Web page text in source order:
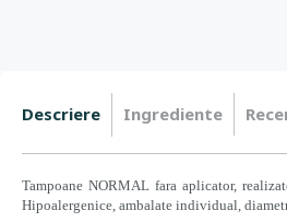
Descriere Ingrediente
Tampoane NORMAL fara aplicator,
Hipoalergenice, ambalate individual,